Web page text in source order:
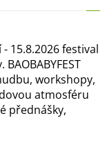
- 15.8.2026 festival
workshopy,
atmosféru
přednášky,